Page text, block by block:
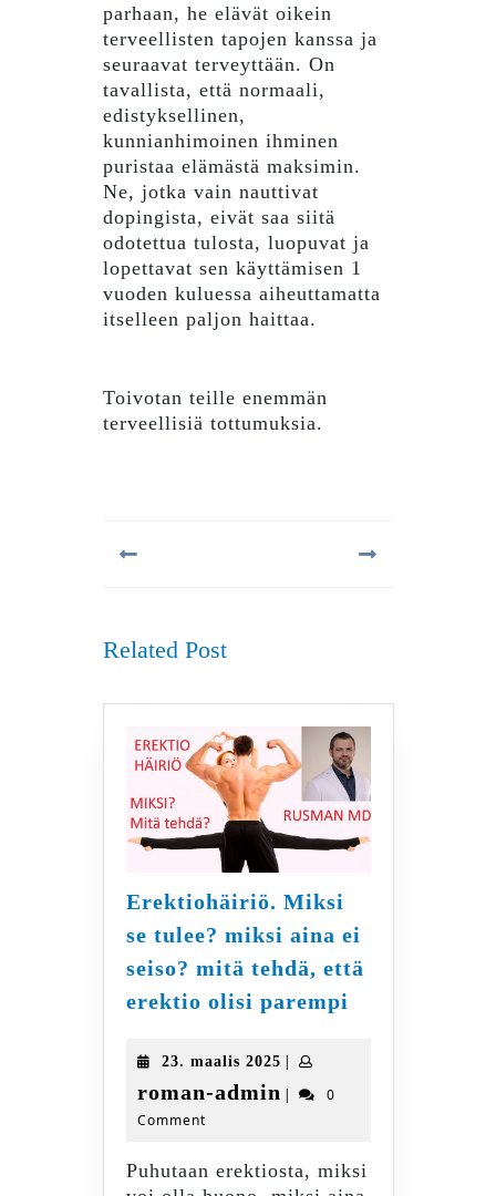
parhaan, he elävät oikein
terveellisten tapojen kanssa ja
seuraavat terveyttään. On
tavallista, että normaali,
edistyksellinen,
kunnianhimoinen ihminen
puristaa elämästä maksimin.
Ne, jotka vain nauttivat
dopingista, eivät saa siitä
odotettua tulosta, luopuvat ja
lopettavat sen käyttämisen 1
vuoden kuluessa aiheuttamatta
itselleen paljon haittaa.
Toivotan teille enemmän
terveellisiä tottumuksia.
Related Post
Erektiohäiriö. Miksi
se tulee? miksi aina ei
seiso? mitä tehdä, että
erektio olisi parempi
seiso?
23. maalis 202523.
2025
|
roman-admin roman-
|
0
Comment
Puhutaan erektiosta, miksi